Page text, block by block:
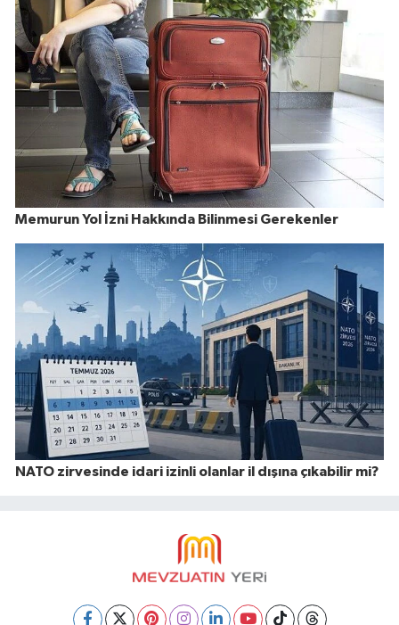
Memurun Yol İzni Hakkında Bilinmesi Gerekenler
NATO zirvesinde idari izinli olanlar il dışına çıkabilir mi?